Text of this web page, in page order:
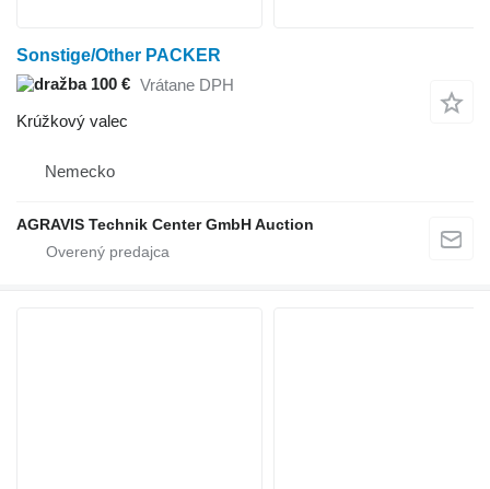
Sonstige/Other PACKER
100 € Vrátane DPH
Krúžkový valec
Nemecko
AGRAVIS Technik Center GmbH Auction